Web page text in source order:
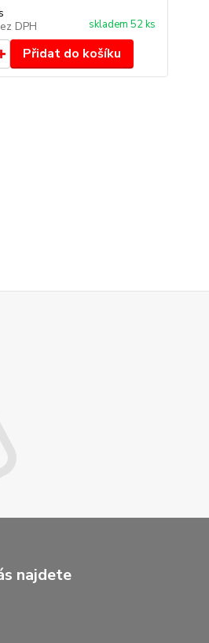
DPH skladem 52 ks
Přidat do košíku
najdete